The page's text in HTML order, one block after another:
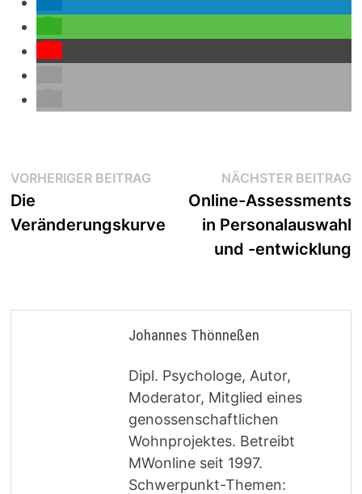
Beitragsnavigation
VORHERIGER BEITRAG Vorheriger
Beitrag:
Die
Veränderungskurve
NÄCHSTER BEITRAG
Online-Assessments
in Personalauswahl
und -entwicklung
Johannes Thönneßen
Dipl. Psychologe, Autor,
Moderator, Mitglied eines
genossenschaftlichen
Wohnprojektes. Betreibt
MWonline seit 1997.
Schwerpunkt-Themen: